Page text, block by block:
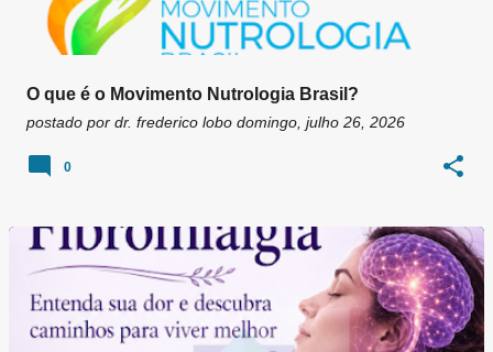
O que é o Movimento Nutrologia Brasil?
postado por dr. frederico lobo domingo, julho 26, 2026
0